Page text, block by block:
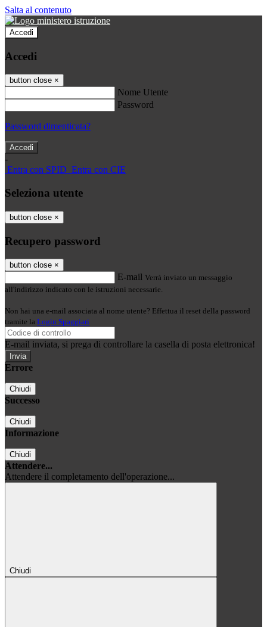
Salta al contenuto
Accedi
Accedi
button close ×
Nome Utente
Password
Password dimenticata?
-
Entra con SPID Entra con CIE
Seleziona utente
button close ×
Recupero password
button close ×
E-mail Verrà inviato un messaggio
all'indirizzo indicato con le istruzioni necessarie.
Non hai una e-mail associata al nome utente? Effettua il reset della password
tramite la Login Spaggiari
E-mail inviata, si prega di controllare la casella di posta elettronica!
Errore
Chiudi
Successo
Chiudi
Informazione
Chiudi
Attendere...
Attendere il completamento dell'operazione...
Chiudi